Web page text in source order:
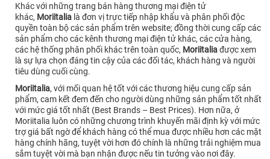
Khác với những trang bán hàng thương mại điện tử
khác, Moriitalia là đơn vị trực tiếp nhập khẩu và phân phối độc
quyền toàn bộ các sản phẩm trên website; đồng thời cung cấp các
sản phẩm cho các kênh thương mại điện tử khác, các cửa hàng,
các hệ thống phân phối khác trên toàn quốc, Moriitaliađược xem
là sự lựa chọn đáng tin cậy của các đối tác, khách hàng và người
tiêu dùng cuối cùng.
Moriitalia, với mối quan hệ tốt với các thương hiệu cung cấp sản
phẩm, cam kết đem đến cho người dùng những sản phẩm tốt nhất
với mức giá tốt nhất (Best Brands – Best Prices). Hơn nữa, ở
Moriitalia luôn có những chương trình khuyến mãi định kỳ với mức
trợ giá bất ngờ để khách hàng có thể mua được nhiều hơn các mặt
hàng chính hãng, tuyệt vời hơn đó chính là những trải nghiệm mua
sắm tuyệt vời mà bạn nhận được nếu tin tưởng vào nơi đây.